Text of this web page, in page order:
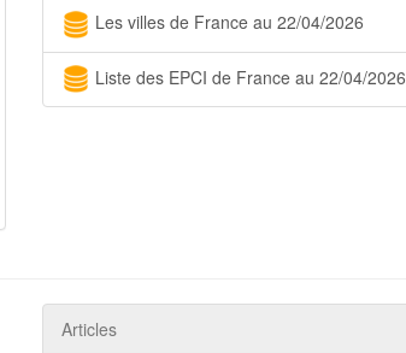
Les villes de France au 22/04/2026
Liste des EPCI de France au 22/04/2026
Articles